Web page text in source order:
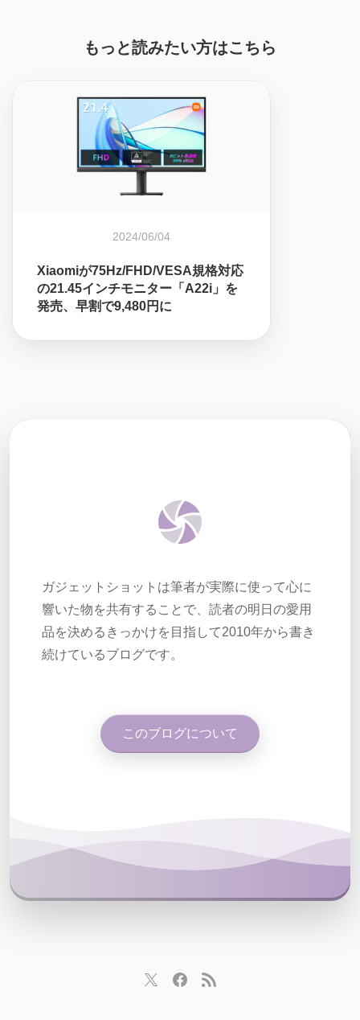
もっと読みたい方はこちら
2024/06/04
Xiaomiが75Hz/FHD/VESA規格対応
の21.45インチモニター「A22i」を
発売、早割で9,480円に
ガジェットショットは筆者が実際に使って心に
響いた物を共有することで、読者の明日の愛用
品を決めるきっかけを目指して2010年から書き
続けているブログです。
このブログについて